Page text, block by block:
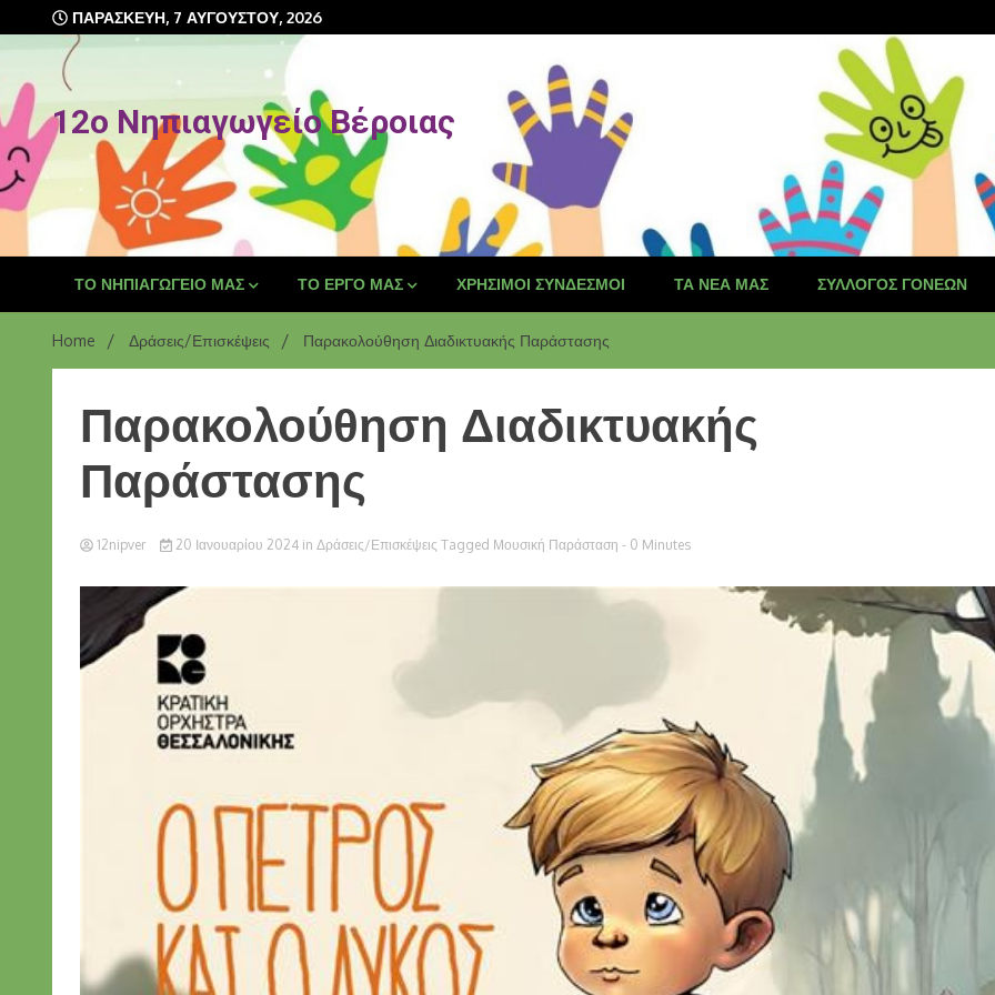
ΠΑΡΑΣΚΕΥΉ, 7 ΑΥΓΟΎΣΤΟΥ, 2026
12o Νηπιαγωγείο Βέροιας
ΤΟ ΝΗΠΙΑΓΩΓΕΊΟ ΜΑΣ ΤΟ ΈΡΓΟ ΜΑΣ ΧΡΉΣΙΜΟΙ ΣΎΝΔΕΣΜΟΙ ΤΑ ΝΈΑ ΜΑΣ ΣΎΛΛΟΓΟΣ ΓΟΝΈΩΝ
Home Δράσεις/Επισκέψεις Παρακολούθηση Διαδικτυακής Παράστασης
Παρακολούθηση Διαδικτυακής
Παράστασης
12nipver 20 Ιανουαρίου 2024 in Δράσεις/Επισκέψεις Tagged Μουσική Παράσταση - 0 Minutes